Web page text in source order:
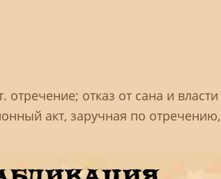
отречение; отказ от сана и
акт, заручная по